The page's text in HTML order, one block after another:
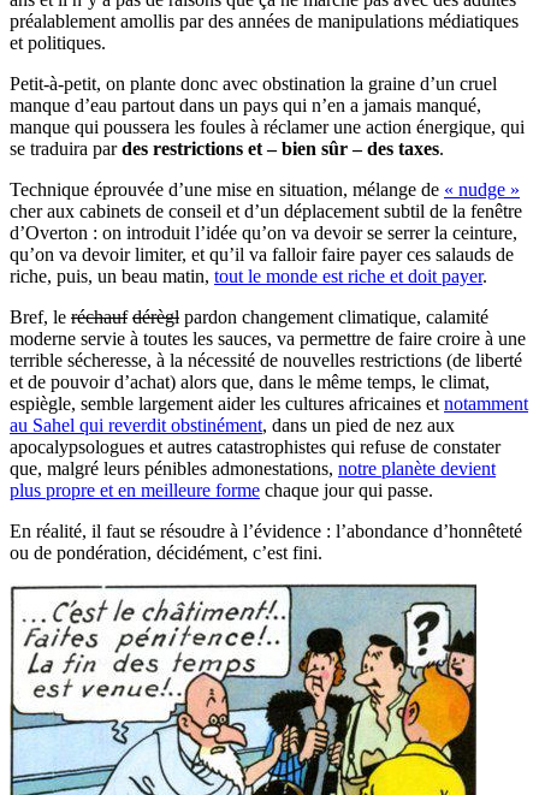
préalablement amollis par des années de manipulations médiatiques
et politiques.
Petit-à-petit, on plante donc avec obstination la graine d’un cruel
manque d’eau partout dans un pays qui n’en a jamais manqué,
manque qui poussera les foules à réclamer une action énergique, qui
se traduira pardes restrictions et – bien sûr – des taxes.
Technique éprouvée d’une mise en situation, mélange de « nudge »
cher aux cabinets de conseil et d’un déplacement subtil de la fenêtre
d’Overton : on introduit l’idée qu’on va devoir se serrer la ceinture,
qu’on va devoir limiter, et qu’il va falloir faire payer ces salauds de
riche, puis, un beau matin, tout le monde est riche et doit payer.
Bref, le réchauf dérègl pardon changement climatique, calamité
moderne servie à toutes les sauces, va permettre de faire croire à une
terrible sécheresse, à la nécessité de nouvelles restrictions (de liberté
et de pouvoir d’achat) alors que, dans le même temps, le climat,
espiègle, semble largement aider les cultures africaines et notamment
au Sahel qui reverdit obstinément, dans un pied de nez aux
apocalypsologues et autres catastrophistes qui refuse de constater
que, malgré leurs pénibles admonestations, notre planète devient
plus propre et en meilleure forme chaque jour qui passe.
En réalité, il faut se résoudre à l’évidence : l’abondance d’honnêteté
ou de pondération, décidément, c’est fini.